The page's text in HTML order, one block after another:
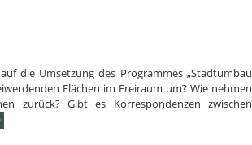
die Umsetzung des Programmes „Stadtumbau
Flächen im Freiraum um? Wie nehmen
zurück? Gibt es Korrespondenzen zwischen